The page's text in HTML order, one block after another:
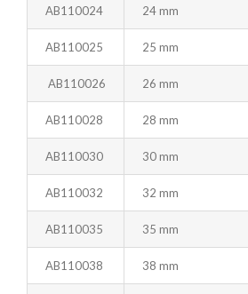
AB110024 24 mm
AB110025 25 mm
AB110026 26 mm
AB110028 28 mm
AB110030 30 mm
AB110032 32 mm
AB110035 35 mm
AB110038 38 mm